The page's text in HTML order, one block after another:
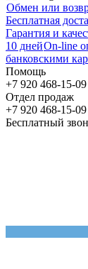
Обмен или
Бесплатная
Гарантия и
10 днейOn-line
банковскими
Помощь
+7 920 468-15-09
Отдел продаж
+7 920 468-15-09
Бесплатный